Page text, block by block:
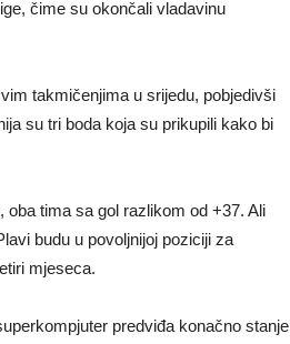
čime su okončali vladavinu
takmičenjima u srijedu, pobjedivši
su tri boda koja su prikupili kako bi
oba tima sa gol razlikom od +37. Ali
budu u povoljnijoj poziciji za
mjeseca.
predviđa konačno stanje